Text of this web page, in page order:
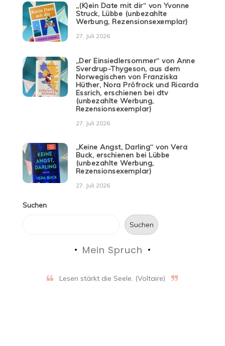
„(K)ein Date mit dir“ von Yvonne
Struck, Lübbe (unbezahlte
Werbung, Rezensionsexemplar)
27. Juli 2026
„Der Einsiedlersommer“ von Anne
Sverdrup-Thygeson, aus dem
Norwegischen von Franziska
Hüther, Nora Pröfrock und Ricarda
Essrich, erschienen bei dtv
(unbezahlte Werbung,
Rezensionsexemplar)
27. Juli 2026
„Keine Angst, Darling“ von Vera
Buck, erschienen bei Lübbe
(unbezahlte Werbung,
Rezensionsexemplar)
27. Juli 2026
Suchen
Suchen
Mein Spruch
Lesen stärkt die Seele. (Voltaire)